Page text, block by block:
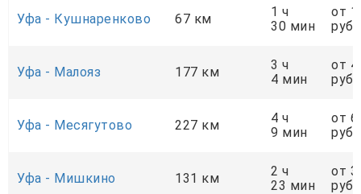
Уфа - Кушнаренково 67 км
1 ч
30 мин
от
руб.
Уфа - Малояз 177 км
3 ч
4 мин
от
руб.
Уфа - Месягутово 227 км
4 ч
9 мин
от
руб.
Уфа - Мишкино 131 км
2 ч
23 мин
от
руб.